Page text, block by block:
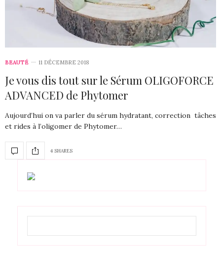
BEAUTÉ 11 DÉCEMBRE 2018
Je vous dis tout sur le Sérum OLIGOFORCE
ADVANCED de Phytomer
Aujourd’hui on va parler du sérum hydratant, correction tâches
et rides à l’oligomer de Phytomer…
4 SHARES